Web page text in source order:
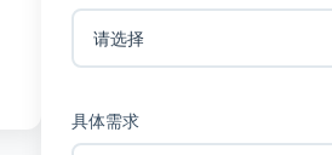
具体需求